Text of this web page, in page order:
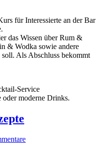
für Interessierte an der Bar
das Wissen über Rum &
& Wodka sowie andere
Als Abschluss bekommt
Service
oder moderne Drinks.